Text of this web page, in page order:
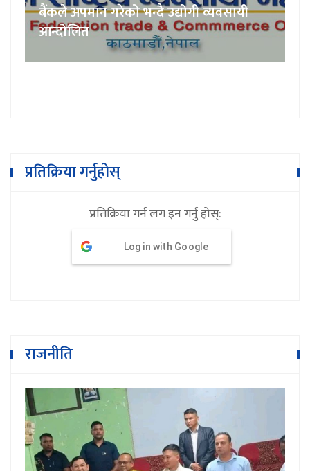
बैंकले अपमान गरेको भन्दै उद्योगी व्यवसायी
आन्दोलित
प्रतिक्रिया गर्नुहोस्
प्रतिक्रिया गर्न लग इन गर्नु होस्:
Log in with Google
राजनीति